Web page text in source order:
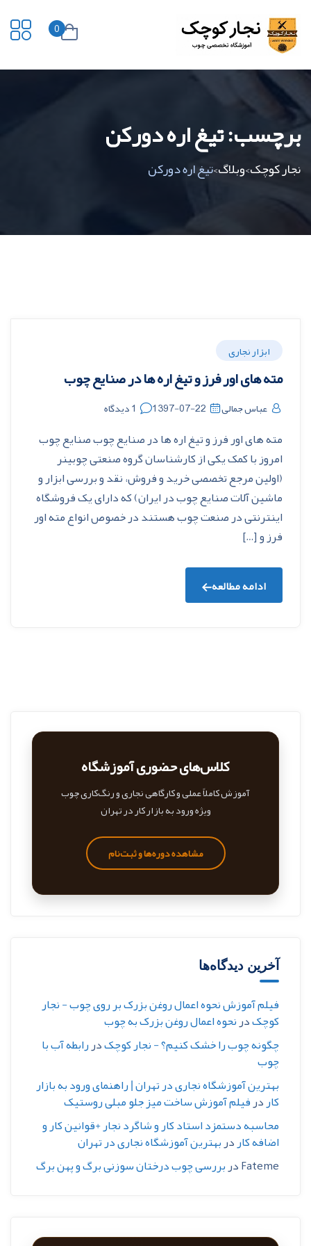
0
برچسب:تیغ اره دورکن
نجار کوچک>وبلاگ>تیغ اره دورکن
ابزار نجاری
مته های اور فرز و تیغ اره ها در صنایع چوب
عباس جمالی 1397-07-22 1 دیدگاه
مته های اور فرز و تیغ اره ها در صنایع چوب صنایع چوب
امروز با کمک یکی از کارشناسان گروه صنعتی چوبینر
(اولین مرجع تخصصی خرید و فروش، نقد و بررسی ابزار و
ماشین آلات صنایع چوب در ایران) که دارای یک فروشگاه
اینترنتی در صنعت چوب هستند در خصوص انواع مته اور
فرز و […]
ادامه مطالعه
کلاس‌های حضوری آموزشگاه
آموزش کاملاً عملی و کارگاهی نجاری و رنگ‌کاری چوب
ویژه ورود به بازار کار در تهران
مشاهده دوره‌ها و ثبت‌نام
آخرین دیدگاه‌ها
فیلم آموزش نحوه اعمال روغن بزرک بر روی چوب - نجار
کوچکدرنحوه اعمال روغن بزرک به چوب
چگونه چوب را خشک کنیم؟ - نجار کوچکدررابطه آب با
چوب
بهترین آموزشگاه نجاری در تهران | راهنمای ورود به بازار
کاردرفیلم آموزش ساخت میز جلو مبلی روستیک
محاسبه دستمزد استاد کار و شاگرد نجار +قوانین کار و
اضافه کاردربهترین آموزشگاه نجاری در تهران
Fatemeدربررسی چوب درختان سوزنی برگ و پهن برگ